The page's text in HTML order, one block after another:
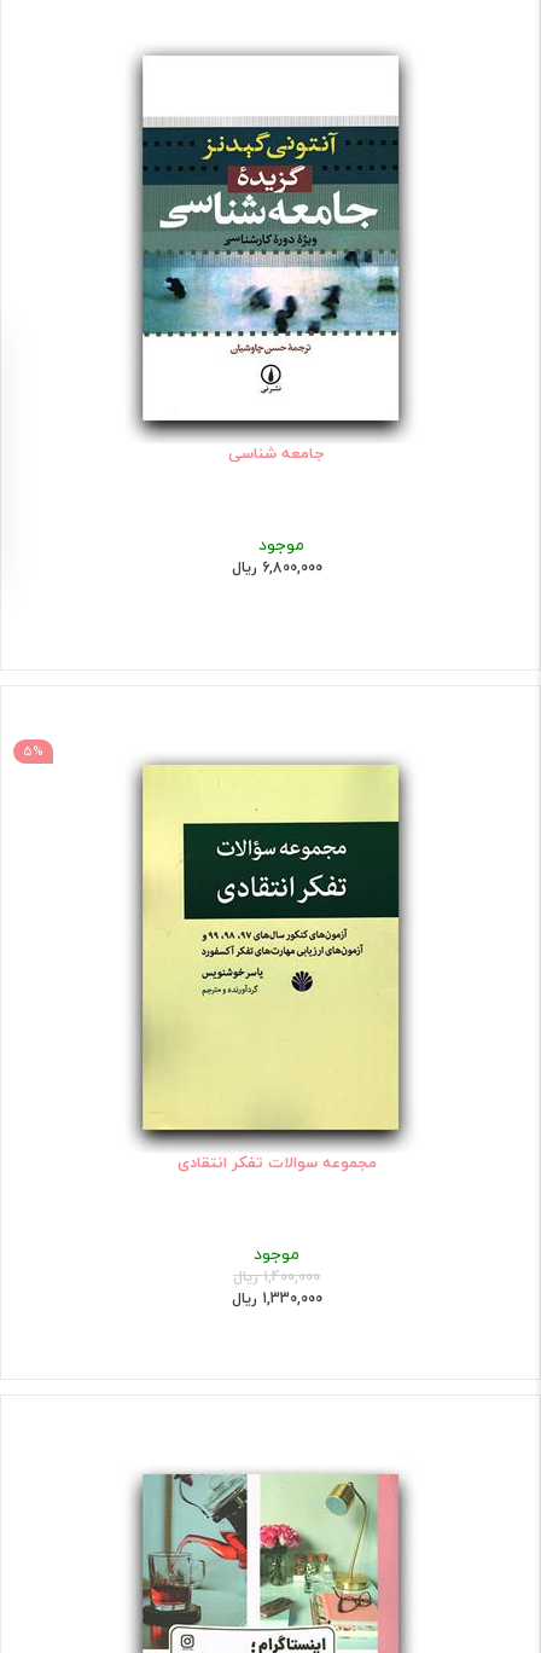
جامعه شناسی
موجود
6,800,000 ریال
5%
مجموعه سوالات تفکر انتقادی
موجود
1,400,000 ریال
1,330,000 ریال